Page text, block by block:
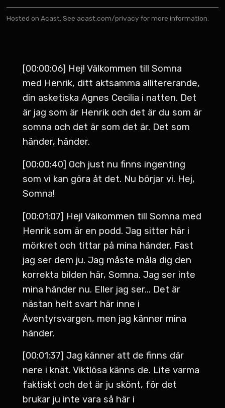
Hosted on Acast. See acast.com/privacy for more information.
[00:00:06] Hej! Välkommen till Somna
med Henrik, ditt aktsamma allitererande,
din asketiska Agnes Cecilia i natten. Det
är jag som är Henrik och det är du som är
somna och det är som det är. Det som
händer, händer.
[00:00:40] Och just nu finns ingenting
som vi kan göra åt det. Nu börjar vi. Hej,
Somna!
[00:01:07] Hej! Välkommen till Somna med
Henrik som är en podd. Jag sitter här i
mörkret och tittar på mina händer. Fast
jag ser dem ju. Jag måste måla dig den
korrekta bilden här, Somna. Jag ser inte
mina händer nu. Eller jag ser... Det är
nästan helt svart här inne i
Äventyrsvargen, men jag känner mina
händer.
[00:01:37] Jag känner att de finns där
nere i knät. Viktlösa känns de. Lite varma
faktiskt och det är ju skönt, för det
brukar ju inte vara så här i